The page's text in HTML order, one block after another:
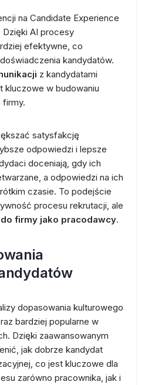
na Candidate Experience
Dzięki AI procesy
efektywne, co
kandydatów.
z kandydatami
kluczowe w budowaniu
firmy.
satysfakcję
odpowiedzi i lepsze
doceniają, gdy ich
a odpowiedzi na ich
czasie. To podejście
procesu rekrutacji, ale
firmy jako pracodawcy.
dopasowania kulturowego
bardziej popularne w
Dzięki zaawansowanym
jak dobrze kandydat
co jest kluczowe dla
zarówno pracownika, jak i